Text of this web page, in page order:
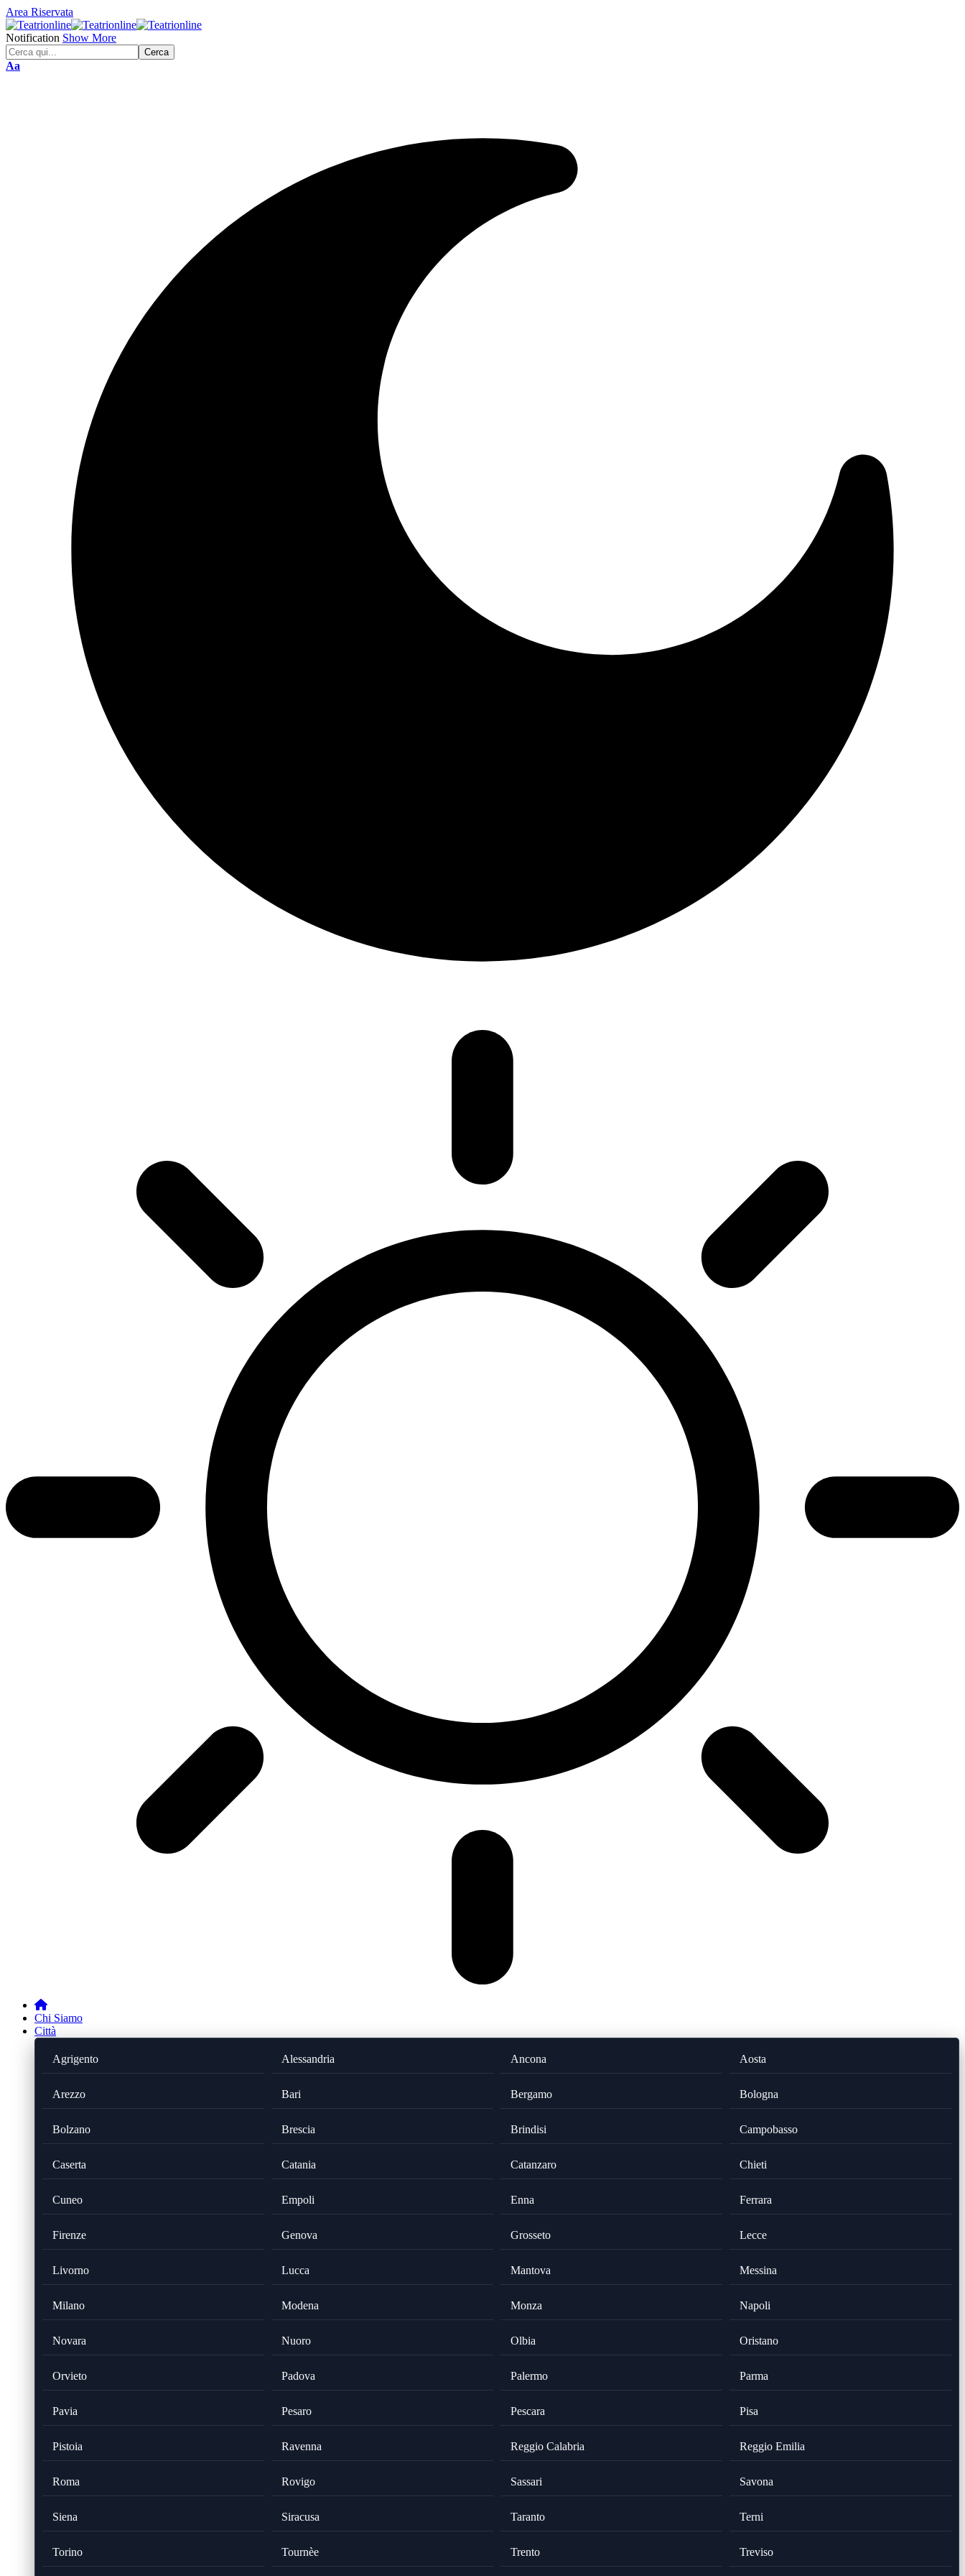
Area Riservata
Notification Show More
Font
Aa
Chi Siamo
Città
Agrigento Alessandria Ancona Aosta
Arezzo Bari Bergamo Bologna
Bolzano Brescia Brindisi Campobasso
Caserta Catania Catanzaro Chieti
Cuneo Empoli Enna Ferrara
Firenze Genova Grosseto Lecce
Livorno Lucca Mantova Messina
Milano Modena Monza Napoli
Novara Nuoro Olbia Oristano
Orvieto Padova Palermo Parma
Pavia Pesaro Pescara Pisa
Pistoia Ravenna Reggio Calabria Reggio Emilia
Roma Rovigo Sassari Savona
Siena Siracusa Taranto Terni
Torino Tournèe Trento Treviso